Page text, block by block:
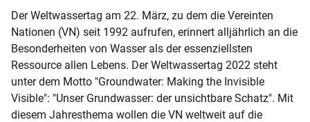
Der Weltwassertag am 22. März, zu dem die Vereinten
Nationen (VN) seit 1992 aufrufen, erinnert alljährlich an die
Besonderheiten von Wasser als der essenziellsten
Ressource allen Lebens. Der Weltwassertag 2022 steht
unter dem Motto "Groundwater: Making the Invisible
Visible": "Unser Grundwasser: der unsichtbare Schatz". Mit
diesem Jahresthema wollen die VN weltweit auf die